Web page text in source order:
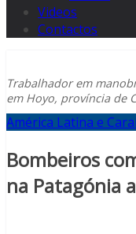
Videos
Contactos
Trabalhador em
em Hoyo, província de
América Latina e
Bombeiros
na Patagónia